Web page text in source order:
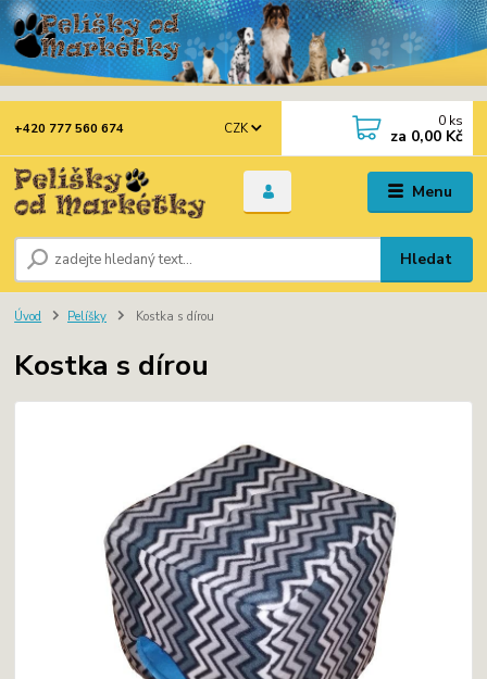
Menu
CZK
Hledat
+420 777 560 674 0 ks
za 0,00 Kč
Úvod Pelíšky Kostka s dírou
Kostka s dírou